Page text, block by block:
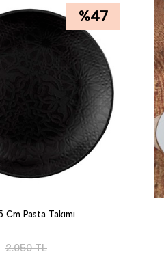
%47
Pasta Takımı
2.050TL